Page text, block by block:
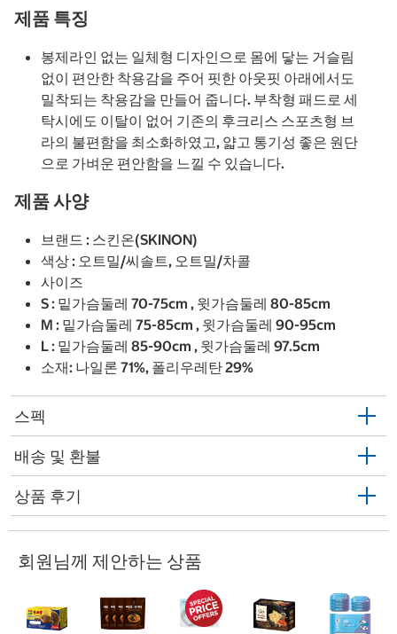
제품 특징
봉제라인 없는 일체형 디자인으로 몸에 닿는 거슬림
없이 편안한 착용감을 주어 핏한 아웃핏 아래에서도
밀착되는 착용감을 만들어 줍니다. 부착형 패드로 세
탁시에도 이탈이 없어 기존의 후크리스 스포츠형 브
라의 불편함을 최소화하였고, 얇고 통기성 좋은 원단
으로 가벼운 편안함을 느낄 수 있습니다.
제품 사양
브랜드 : 스킨온(SKINON)
색상 : 오트밀/씨솔트, 오트밀/차콜
사이즈
S : 밑가슴둘레 70-75cm , 윗가슴둘레 80-85cm
M : 밑가슴둘레 75-85cm , 윗가슴둘레 90-95cm
L : 밑가슴둘레 85-90cm , 윗가슴둘레 97.5cm
소재: 나일론 71%, 폴리우레탄 29%
스펙
배송 및 환불
상품 후기
회원님께 제안하는 상품